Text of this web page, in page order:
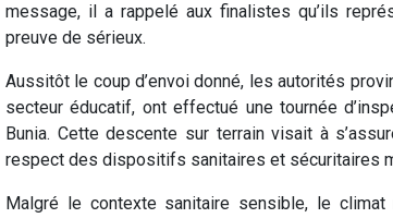
message, il a rappelé aux finalistes qu’ils
preuve de sérieux.
Aussitôt le coup d’envoi donné, les autorités
secteur éducatif, ont effectué une tournée
Bunia. Cette descente sur terrain visait à
respect des dispositifs sanitaires et sécuritaires
Malgré le contexte sanitaire sensible, le